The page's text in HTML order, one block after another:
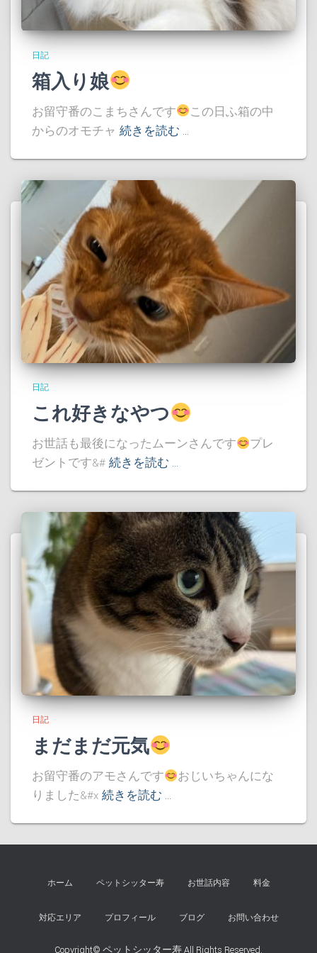
日記
箱入り娘
お留守番のこまちさんです
この日ふ箱の中
からのオモチャ 続きを読む …
日記
これ好きなやつ
お世話も最後になったムーンさんです
プレ
ゼントです&# 続きを読む …
日記
まだまだ元気
お留守番のアモさんです
おじいちゃんにな
りました&#x 続きを読む …
ホーム ペットシッター寿 お世話内容 料金
対応エリア プロフィール ブログ お問い合わせ
Copyright© ペットシッター寿All Rights Reserved.